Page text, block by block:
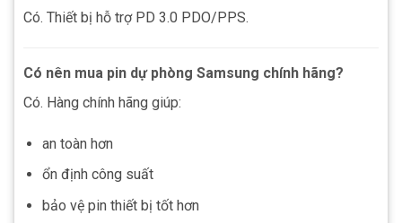
Có. Thiết bị hỗ trợ PD 3.0 PDO/PPS.
Có nên mua pin dự phòng Samsung chính hãng?
Có. Hàng chính hãng giúp:
an toàn hơn
ổn định công suất
bảo vệ pin thiết bị tốt hơn